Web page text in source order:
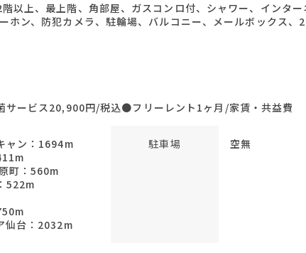
以上、最上階、角部屋、ガスコンロ付、シャワー、インタ
ホン、防犯カメラ、駐輪場、バルコニー、メールボックス
ービス20,900円/税込●フリーレント1ヶ月/家賃・共益費
ャン：1694m
町：560m
522m
仙台：2032m
駐車場 空無